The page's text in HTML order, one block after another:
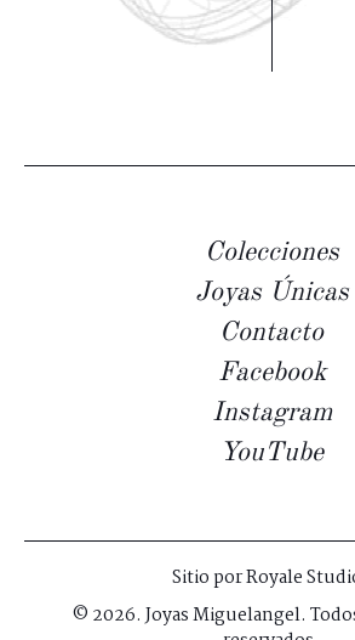
Colecciones
Joyas Únicas
Contacto
Facebook
Instagram
YouTube
Sitio porRoyale
© 2026. Joyas Miguelangel.